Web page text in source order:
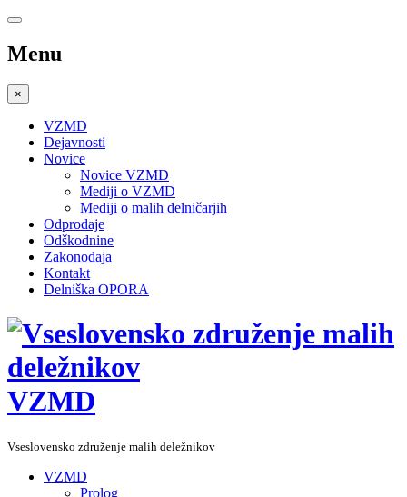
Menu
×
VZMD
Dejavnosti
Novice
Novice VZMD
Mediji o VZMD
Mediji o malih delničarjih
Odprodaje
Odškodnine
Zakonodaja
Kontakt
Delniška OPORA
VZMD
Vseslovensko združenje malih deležnikov
VZMD
Prolog